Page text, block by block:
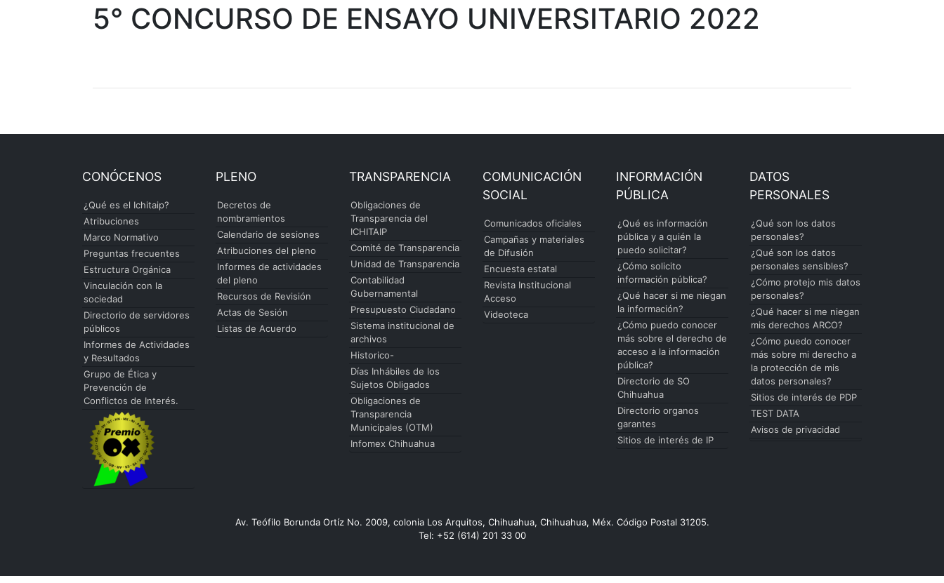
5° CONCURSO DE ENSAYO UNIVERSITARIO 2022
CONÓCENOS
¿Qué es el Ichitaip?
Atribuciones
Marco Normativo
Preguntas frecuentes
Estructura Orgánica
Vinculación con la
sociedad
Directorio de servidores
públicos
Informes de Actividades
y Resultados
Grupo de Ética y
Prevención de
Conflictos de Interés.
PLENO
Decretos de
nombramientos
Calendario de sesiones
Atribuciones del pleno
Informes de actividades
del pleno
Recursos de Revisión
Actas de Sesión
Listas de Acuerdo
TRANSPARENCIA
Obligaciones de
Transparencia del
ICHITAIP
Comité de Transparencia
Unidad de Transparencia
Contabilidad
Gubernamental
Presupuesto Ciudadano
Sistema institucional de
archivos
Historico-
Días Inhábiles de los
Sujetos Obligados
Obligaciones de
Transparencia
Municipales (OTM)
Infomex Chihuahua
COMUNICACIÓN
SOCIAL
Comunicados oficiales
Campañas y materiales
de Difusión
Encuesta estatal
Revista Institucional
Acceso
Videoteca
INFORMACIÓN
PÚBLICA
¿Qué es información
pública y a quién la
puedo solicitar?
¿Cómo solicito
información pública?
¿Qué hacer si me niegan
la información?
¿Cómo puedo conocer
más sobre el derecho de
acceso a la información
pública?
Directorio de SO
Chihuahua
Directorio organos
garantes
Sitios de interés de IP
DATOS
PERSONALES
¿Qué son los datos
personales?
¿Qué son los datos
personales sensibles?
¿Cómo protejo mis datos
personales?
¿Qué hacer si me niegan
mis derechos ARCO?
¿Cómo puedo conocer
más sobre mi derecho a
la protección de mis
datos personales?
Sitios de interés de PDP
TEST DATA
Avisos de privacidad
Av. Teófilo Borunda Ortíz No. 2009, colonia Los Arquitos, Chihuahua, Chihuahua, Méx. Código Postal 31205.
Tel: +52 (614) 201 33 00